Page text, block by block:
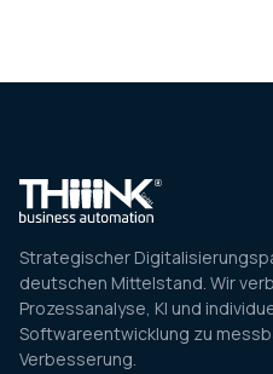
Strategischer
deutschen Mittelstand. Wir
Prozessanalyse, KI und
Softwareentwicklung zu
Verbesserung.